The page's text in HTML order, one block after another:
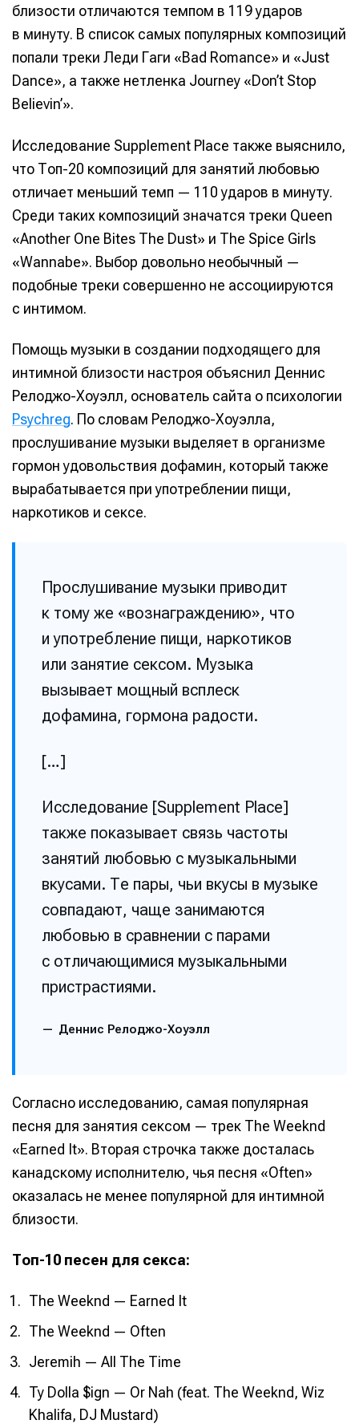
близости отличаются темпом в 119 ударов
в минуту. В список самых популярных композиций
попали треки Леди Гаги «Bad Romance» и «Just
Dance», а также нетленка Journey «Don’t Stop
Believin’».
Исследование Supplement Place также выяснило,
что Топ-20 композиций для занятий любовью
отличает меньший темп — 110 ударов в минуту.
Среди таких композиций значатся треки Queen
«Another One Bites The Dust» и The Spice Girls
«Wannabe». Выбор довольно необычный —
подобные треки совершенно не ассоциируются
с интимом.
Помощь музыки в создании подходящего для
интимной близости настроя объяснил Деннис
Релоджо-Хоуэлл, основатель сайта о психологии
Psychreg. По словам Релоджо-Хоуэлла,
прослушивание музыки выделяет в организме
гормон удовольствия дофамин, который также
вырабатывается при употреблении пищи,
наркотиков и сексе.
Прослушивание музыки приводит
к тому же «вознаграждению», что
и употребление пищи, наркотиков
или занятие сексом. Музыка
вызывает мощный всплеск
дофамина, гормона радости.
[…]
Исследование [Supplement Place]
также показывает связь частоты
занятий любовью с музыкальными
вкусами. Те пары, чьи вкусы в музыке
совпадают, чаще занимаются
любовью в сравнении с парами
с отличающимися музыкальными
пристрастиями.
Деннис Релоджо-Хоуэлл
Согласно исследованию, самая популярная
песня для занятия сексом — трек The Weeknd
«Earned It». Вторая строчка также досталась
канадскому исполнителю, чья песня «Often»
оказалась не менее популярной для интимной
близости.
Топ-10 песен для секса:
The Weeknd — Earned It
The Weeknd — Often
Jeremih — All The Time
Ty Dolla $ign — Or Nah (feat. The Weeknd, Wiz
Khalifa, DJ Mustard)